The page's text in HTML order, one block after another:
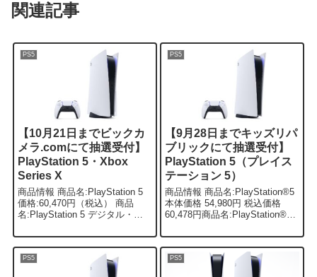
関連記事
PS5
【10月21日までビックカ
メラ.comにて抽選受付】
PlayStation 5・Xbox
Series X
商品情報 商品名:PlayStation 5
価格:60,470円（税込） 商品
名:PlayStation 5 デジタル・エ
込） 商品名:PlayStation 5...
PS5
【9月28日までキッズリパ
ブリックにて抽選受付】
PlayStation 5（プレイス
テーション 5）
商品情報 商品名:PlayStation®5
本体価格 54,980円 税込価格
60,478円商品名:PlayStation®5
44,980円 税込価格 49,478円商
品名:PlayStat...
PS5 PS5